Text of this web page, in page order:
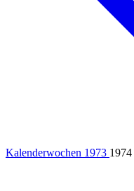
Kalenderwochen 1973 1974